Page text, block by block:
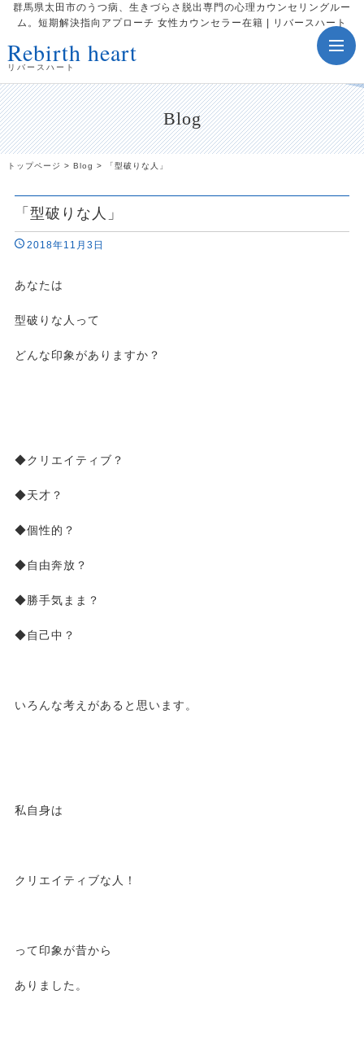
群馬県太田市のうつ病、生きづらさ脱出専門の心理カウンセリングルー
ム。短期解決指向アプローチ 女性カウンセラー在籍 | リバースハート
Rebirth heart
リバースハート
Blog
トップページ > Blog > 「型破りな人」
「型破りな人」
2018年11月3日
あなたは
型破りな人って
どんな印象がありますか？
◆クリエイティブ？
◆天才？
◆個性的？
◆自由奔放？
◆勝手気まま？
◆自己中？
いろんな考えがあると思います。
私自身は
クリエイティブな人！
って印象が昔から
ありました。
toggle